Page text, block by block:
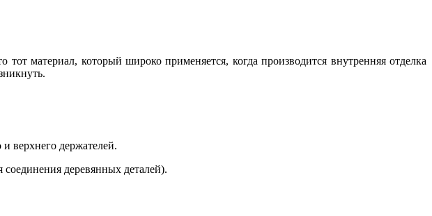
материал, который широко применяется, когда производится внутренняя отделка
верхнего держателей.
деревянных деталей).